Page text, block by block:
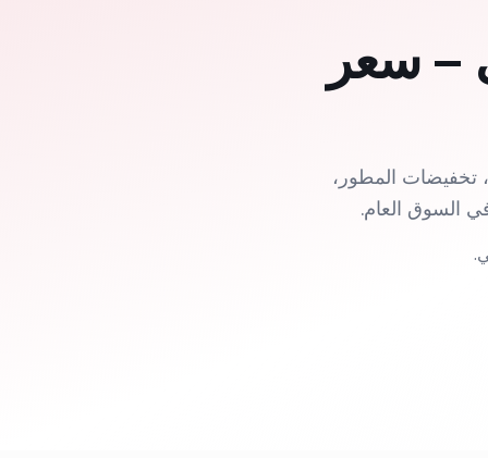
– سعر
تخفيضات المطور،
السوق العام.